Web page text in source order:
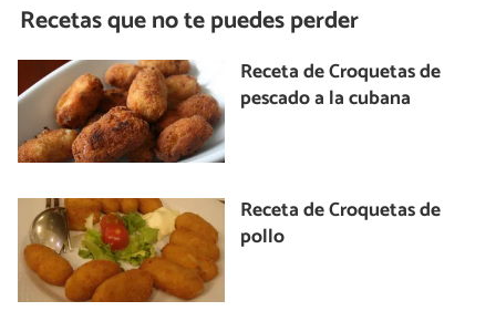
Recetas que no te puedes perder
Receta de Croquetas de
pescado a la cubana
Receta de Croquetas de
pollo